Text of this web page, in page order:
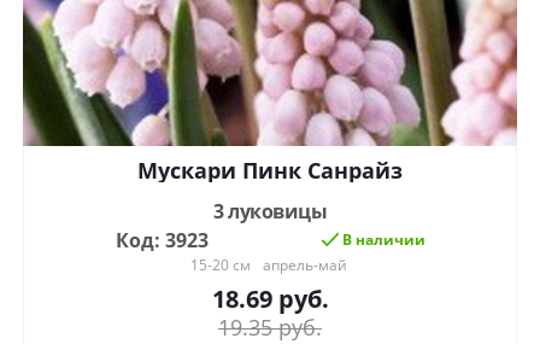
Мускари Пинк Санрайз
3 луковицы
Код: 3923
В наличии
15-20 см
апрель-май
18.69руб.
19.35руб.